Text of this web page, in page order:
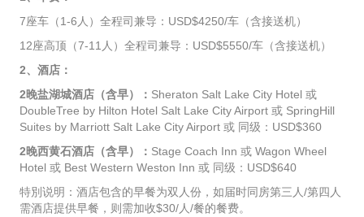
7座车（1-6人）全程司兼导：USD$4250/车（含接送机）
12座高顶（7-11人）全程司兼导：USD$5550/车（含接送机）
2、酒店：
2晚盐湖城酒店（含早）： Sheraton Salt Lake City Hotel 或
DoubleTree by Hilton Hotel Salt Lake City Airport 或 SpringHill
Suites by Marriott Salt Lake City Airport 或 同级：USD$360
2晚西黄石酒店（含早）： Stage Coach Inn 或 Wagon Wheel
Hotel 或 Best Western Weston Inn 或 同级：USD$640
特別说明：酒店包含的早餐为双人份，如届时同房第三人/第四人
需酒店提供早餐，则需加收$30/人/餐的餐费。